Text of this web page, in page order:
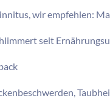
wir empfehlen:
seit